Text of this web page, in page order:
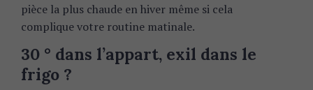
pièce la plus chaude en hiver même si cela
complique votre routine matinale.
30 ° dans l’appart, exil dans le
frigo ?